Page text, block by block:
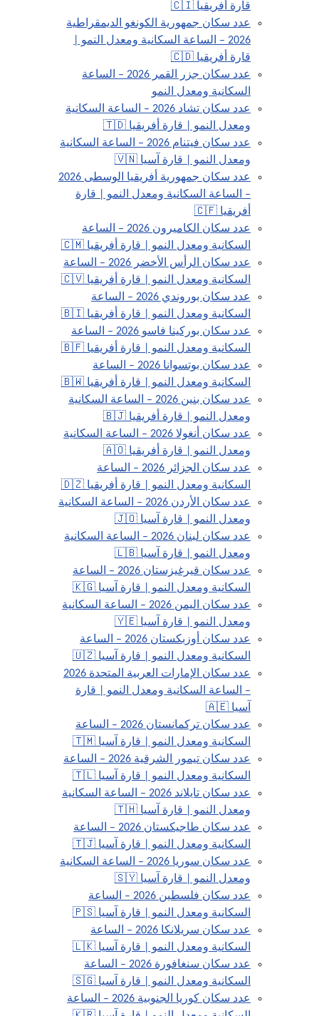
قارة أفريقيا 🇨🇮
عدد سكان جمهورية الكونغو الديمقراطية
2026 – الساعة السكانية ومعدل النمو |
قارة أفريقيا 🇨🇩
عدد سكان جزر القمر 2026 – الساعة
السكانية ومعدل النمو
عدد سكان تشاد 2026 – الساعة السكانية
ومعدل النمو | قارة أفريقيا 🇹🇩
عدد سكان فيتنام 2026 – الساعة السكانية
ومعدل النمو | قارة آسيا 🇻🇳
عدد سكان جمهورية أفريقيا الوسطى 2026
– الساعة السكانية ومعدل النمو | قارة
أفريقيا 🇨🇫
عدد سكان الكاميرون 2026 – الساعة
السكانية ومعدل النمو | قارة أفريقيا 🇨🇲
عدد سكان الرأس الأخضر 2026 – الساعة
السكانية ومعدل النمو | قارة أفريقيا 🇨🇻
عدد سكان بوروندي 2026 – الساعة
السكانية ومعدل النمو | قارة أفريقيا 🇧🇮
عدد سكان بوركينا فاسو 2026 – الساعة
السكانية ومعدل النمو | قارة أفريقيا 🇧🇫
عدد سكان بوتسوانا 2026 – الساعة
السكانية ومعدل النمو | قارة أفريقيا 🇧🇼
عدد سكان بنين 2026 – الساعة السكانية
ومعدل النمو | قارة أفريقيا 🇧🇯
عدد سكان أنغولا 2026 – الساعة السكانية
ومعدل النمو | قارة أفريقيا 🇦🇴
عدد سكان الجزائر 2026 – الساعة
السكانية ومعدل النمو | قارة أفريقيا 🇩🇿
عدد سكان الأردن 2026 – الساعة السكانية
ومعدل النمو | قارة آسيا 🇯🇴
عدد سكان لبنان 2026 – الساعة السكانية
ومعدل النمو | قارة آسيا 🇱🇧
عدد سكان قيرغيزستان 2026 – الساعة
السكانية ومعدل النمو | قارة آسيا 🇰🇬
عدد سكان اليمن 2026 – الساعة السكانية
ومعدل النمو | قارة آسيا 🇾🇪
عدد سكان أوزبكستان 2026 – الساعة
السكانية ومعدل النمو | قارة آسيا 🇺🇿
عدد سكان الإمارات العربية المتحدة 2026
– الساعة السكانية ومعدل النمو | قارة
آسيا 🇦🇪
عدد سكان تركمانستان 2026 – الساعة
السكانية ومعدل النمو | قارة آسيا 🇹🇲
عدد سكان تيمور الشرقية 2026 – الساعة
السكانية ومعدل النمو | قارة آسيا 🇹🇱
عدد سكان تايلاند 2026 – الساعة السكانية
ومعدل النمو | قارة آسيا 🇹🇭
عدد سكان طاجيكستان 2026 – الساعة
السكانية ومعدل النمو | قارة آسيا 🇹🇯
عدد سكان سوريا 2026 – الساعة السكانية
ومعدل النمو | قارة آسيا 🇸🇾
عدد سكان فلسطين 2026 – الساعة
السكانية ومعدل النمو | قارة آسيا 🇵🇸
عدد سكان سريلانكا 2026 – الساعة
السكانية ومعدل النمو | قارة آسيا 🇱🇰
عدد سكان سنغافورة 2026 – الساعة
السكانية ومعدل النمو | قارة آسيا 🇸🇬
عدد سكان كوريا الجنوبية 2026 – الساعة